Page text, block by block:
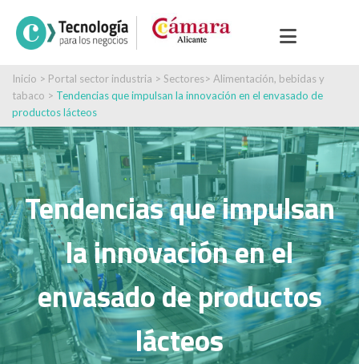
Inicio > Portal sector industria > Sectores> Alimentación, bebidas y
tabaco > Tendencias que impulsan la innovación en el envasado de
productos lácteos
Tendencias que impulsan
la innovación en el
envasado de productos
lácteos